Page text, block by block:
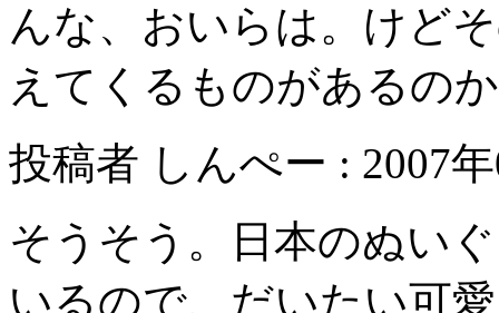
んな、おいらは。けど
えてくるものがあるの
投稿者 しんぺー : 2007
そうそう。日本のぬい
いるので、だいたい可